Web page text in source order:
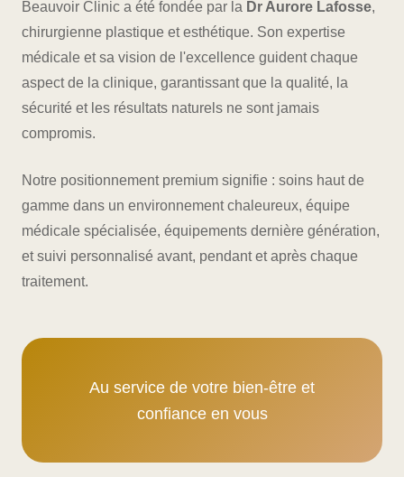
Beauvoir Clinic a été fondée par la Dr Aurore Lafosse,
chirurgienne plastique et esthétique. Son expertise
médicale et sa vision de l'excellence guident chaque
aspect de la clinique, garantissant que la qualité, la
sécurité et les résultats naturels ne sont jamais
compromis.
Notre positionnement premium signifie : soins haut de
gamme dans un environnement chaleureux, équipe
médicale spécialisée, équipements dernière génération,
et suivi personnalisé avant, pendant et après chaque
traitement.
Au service de votre bien-être et
confiance en vous